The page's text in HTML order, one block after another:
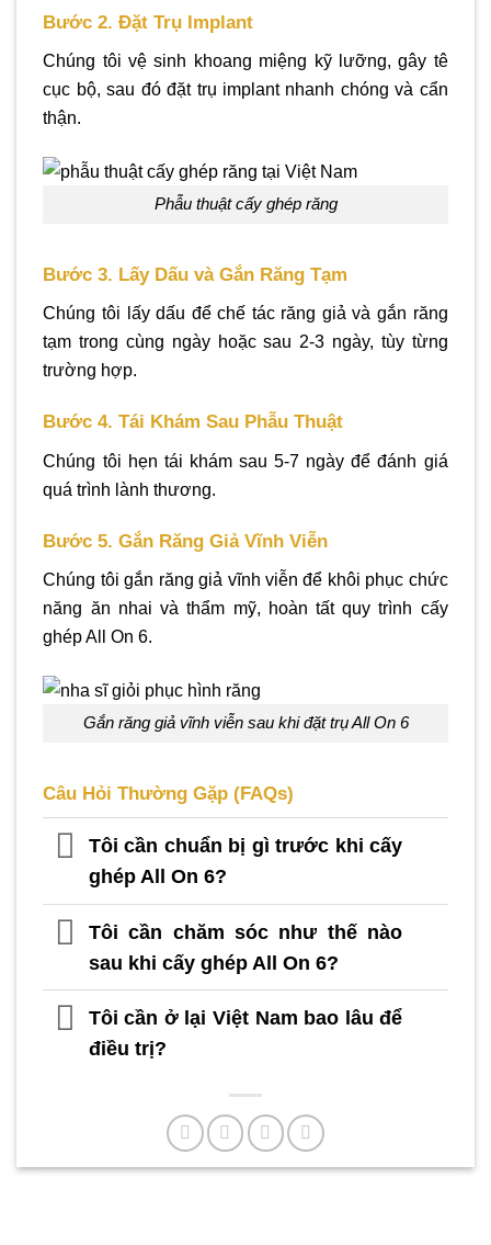
Bước 2. Đặt Trụ Implant
Chúng tôi vệ sinh khoang miệng kỹ lưỡng, gây tê
cục bộ, sau đó đặt trụ implant nhanh chóng và cẩn
thận.
phẫu thuật cấy ghép răng
Bước 3. Lấy Dấu và Gắn Răng Tạm
Chúng tôi lấy dấu để chế tác răng giả và gắn răng
tạm trong cùng ngày hoặc sau 2-3 ngày, tùy từng
trường hợp.
Bước 4. Tái Khám Sau Phẫu Thuật
Chúng tôi hẹn tái khám sau 5-7 ngày để đánh giá
quá trình lành thương.
Bước 5. Gắn Răng Giả Vĩnh Viễn
Chúng tôi gắn răng giả vĩnh viễn để khôi phục chức
năng ăn nhai và thẩm mỹ, hoàn tất quy trình cấy
ghép All On 6.
Gắn răng giả vĩnh viễn sau khi đặt trụ All On 6
Câu Hỏi Thường Gặp (FAQs)
Tôi cần chuẩn bị gì trước khi cấy
ghép All On 6?
Tôi cần chăm sóc như thế nào
sau khi cấy ghép All On 6?
Tôi cần ở lại Việt Nam bao lâu để
điều trị?